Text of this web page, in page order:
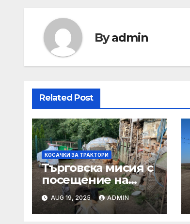
Byadmin
Related Post
КОСАЧКИ ЗА ТРАКТОРИ
Търговска мисия с
посещение на
Mеждународния
търговски панаир
CosmeticBusiness
AUG 19, 2025 ADMIN